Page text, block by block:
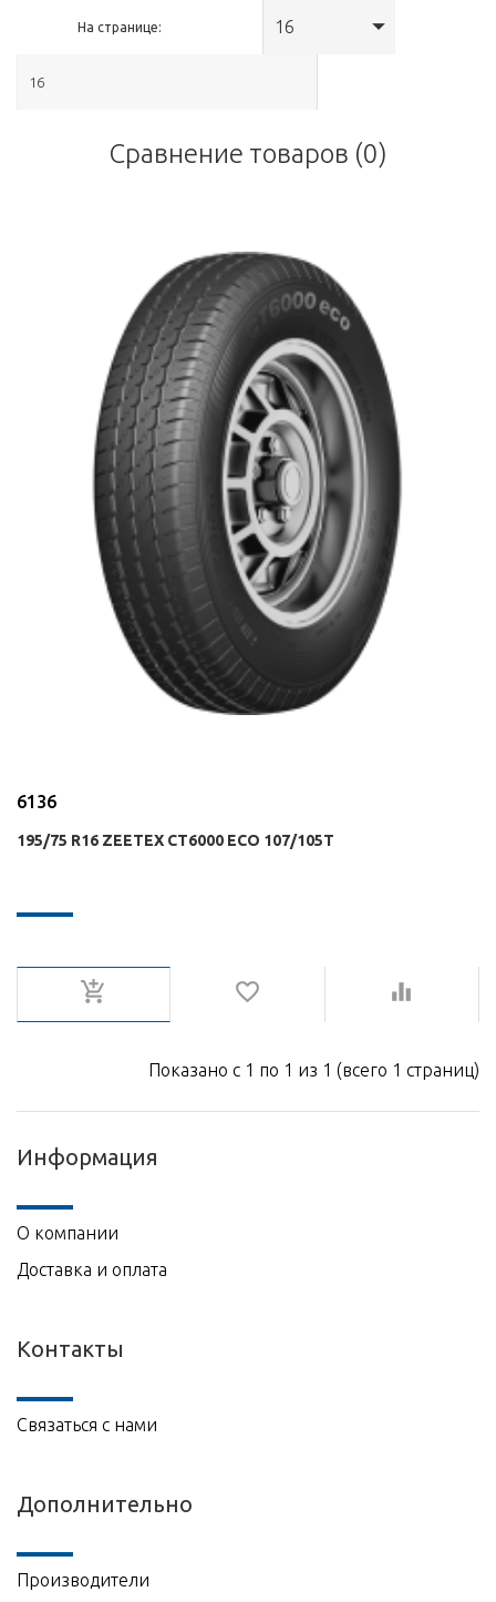
На странице: 16
Сравнение товаров (0)
6136
195/75 R16 ZEETEX CT6000 ECO 107/105T
Показано с 1 по 1 из 1 (всего 1 страниц)
Информация
О компании
Доставка и оплата
Контакты
Связаться с нами
Дополнительно
Производители